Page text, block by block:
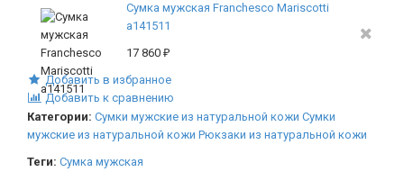
Сумка мужская Franchesco Mariscotti
а141511
17 860 ₽
Добавить в избранное
Добавить к сравнению
Категории: Сумки мужские из натуральной кожи Сумки
мужские из натуральной кожи Рюкзаки из натуральной кожи
Теги: Сумка мужская